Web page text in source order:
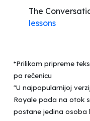
The
lessons
*Prilikom pripreme
pa rečenicu
"U najpopularnijoj
Royale pada na otok
postane jedina osoba